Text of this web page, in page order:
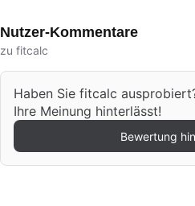
Nutzer-Kommentare
zu fitcalc
Haben Sie fitcalc
Ihre Meinung hinterlässt!
Bewertung